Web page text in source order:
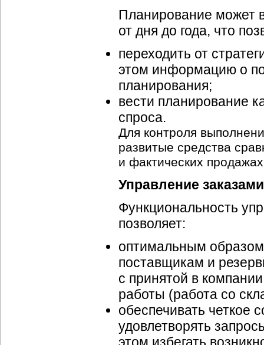
Планирование может
от дня до года, что
переходить от
этом информацию о
планирования;
вести планирование
спроса.
Для контроля
развитые средства
и фактических
Управление
Функциональность
позволяет:
оптимальным образом
поставщикам и
с принятой в
работы (работа со
обеспечивать четкое
удовлетворять